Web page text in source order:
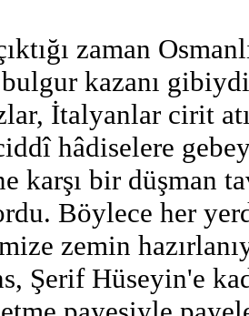
zaman
kazanı
İtalyanlar cirit
hâdiselere
karşı bir düşman
Böylece her
zemin
Şerif Hüseyin'e